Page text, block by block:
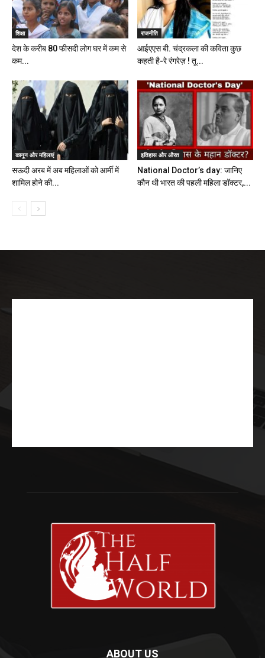
शिक्षा
देश के करीब 80 फीसदी लोग घर में कम से
कम...
राजनीति
आईएएस बी. चंद्रकला की कविता कुछ
कहती है-रे रंगरेज़ ! तू...
कानून और महिलाएं
सऊदी अरब में अब महिलाओं को आर्मी में
शामिल होने की...
इतिहास और औरत
National Doctor’s day: जानिए
कौन थी भारत की पहली महिला डॉक्टर,...
ABOUT US